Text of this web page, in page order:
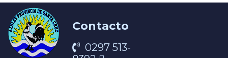
Contacto
0297 513-